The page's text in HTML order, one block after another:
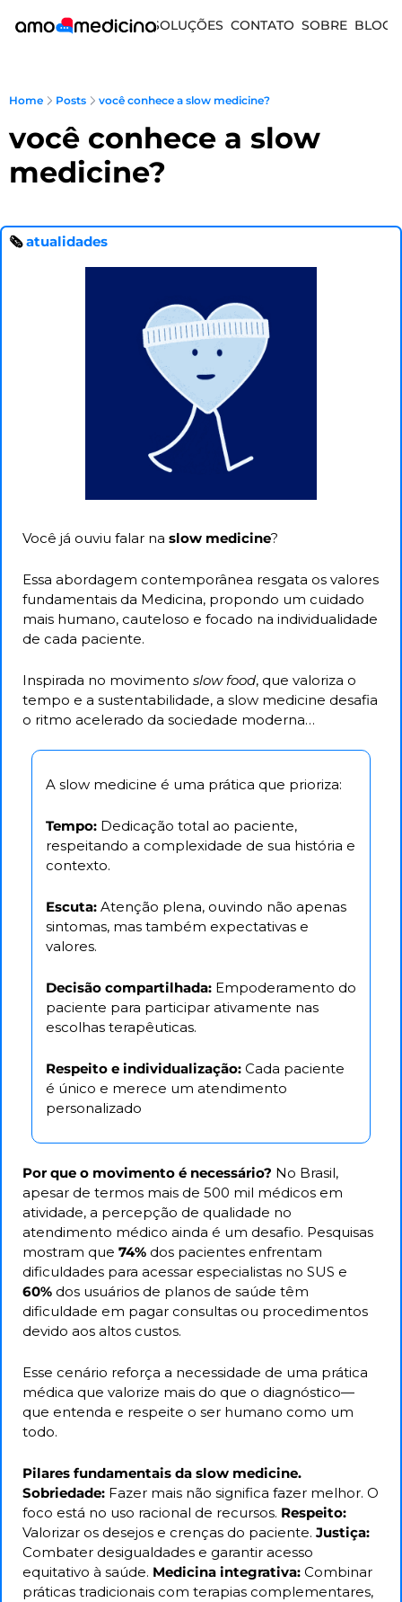
SOLUÇÕES CONTATO SOBRE BLOG
Home Posts você conhece a slow medicine?
você conhece a slow
medicine?
🗞 atualidades
Você já ouviu falar na slow medicine?
Essa abordagem contemporânea resgata os valores
fundamentais da Medicina, propondo um cuidado
mais humano, cauteloso e focado na individualidade
de cada paciente.
Inspirada no movimento slow food, que valoriza o
tempo e a sustentabilidade, a slow medicine desafia
o ritmo acelerado da sociedade moderna…
A slow medicine é uma prática que prioriza:
Tempo: Dedicação total ao paciente,
respeitando a complexidade de sua história e
contexto.
Escuta: Atenção plena, ouvindo não apenas
sintomas, mas também expectativas e
valores.
Decisão compartilhada: Empoderamento do
paciente para participar ativamente nas
escolhas terapêuticas.
Respeito e individualização: Cada paciente
é único e merece um atendimento
personalizado
Por que o movimento é necessário? No Brasil,
apesar de termos mais de 500 mil médicos em
atividade, a percepção de qualidade no
atendimento médico ainda é um desafio. Pesquisas
mostram que 74% dos pacientes enfrentam
60% dos usuários de planos de saúde têm
dificuldade em pagar consultas ou procedimentos
devido aos altos custos.
Esse cenário reforça a necessidade de uma prática
médica que valorize mais do que o diagnóstico—
que entenda e respeite o ser humano como um
todo.
Pilares fundamentais da slow medicine.
Sobriedade: Fazer mais não significa fazer melhor. O
foco está no uso racional de recursos. Respeito:
Valorizar os desejos e crenças do paciente. Justiça:
Combater desigualdades e garantir acesso
equitativo à saúde. Medicina integrativa: Combinar
práticas tradicionais com terapias complementares,